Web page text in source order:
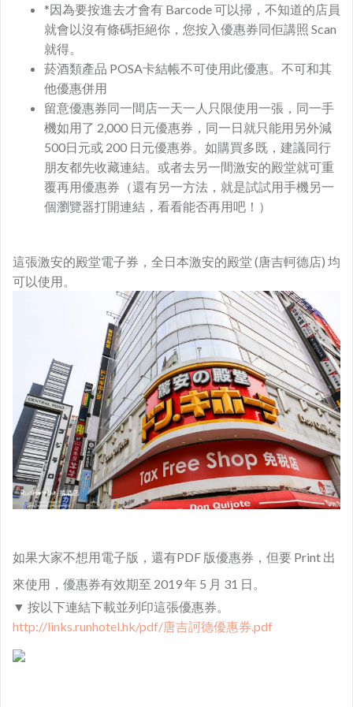
*因為要按進去才會有 Barcode 可以掃，不知道的店員
就會以沒有條碼拒絕你，您按入優惠券同佢講照 Scan
就得。
菸酒類產品 POSA卡結帳不可使用此優惠。不可和其
他優惠併用
留意優惠券同一間店一天一人只限使用一張，同一手
機如用了 2,000 日元優惠券，同一日就只能用另外減
500日元或 200 日元優惠券。如購買多既，建議同行
朋友都先收藏連結。或者去另一間激安的殿堂就可重
覆再用優惠券（還有另一方法，就是試試用手機另一
個瀏覽器打開連結，看看能否再用吧！）
這張激安的殿堂電子券，全日本激安的殿堂 (唐吉軻德店) 均
可以使用。
如果大家不想用電子版，還有PDF 版優惠券，但要 Print 出
來使用，優惠券有效期至 2019 年 5 月 31 日。
▼ 按以下連結下載並列印這張優惠券。
http://links.runhotel.hk/pdf/唐吉訶德優惠券.pdf